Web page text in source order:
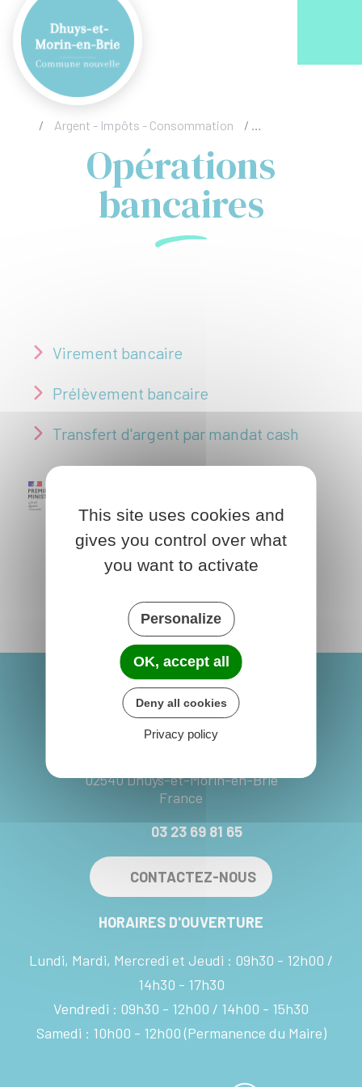
/ Argent - Impôts - Consommation / Opérations
Opérations
bancaires
Virement bancaire
Prélèvement bancaire
Transfert d'argent par mandat cash
Dhuys-et-Morin-en-Brie
02540 Dhuys-et-Morin-en-Brie
France
03 23 69 81 65
CONTACTEZ-NOUS
HORAIRES D'OUVERTURE
Lundi, Mardi, Mercredi et Jeudi : 09h30 - 12h00
14h30 - 17h30
Vendredi : 09h30 - 12h00
14h00 - 15h30
Samedi : 10h00 - 12h00 (Permanence du Maire)
This site uses cookies and
gives you control over what
you want to activate
Personalize
OK, accept all
Deny all cookies
Privacy policy